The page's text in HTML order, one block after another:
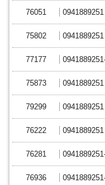
76051
75802
77177
75873
79299
76222
76281
76936